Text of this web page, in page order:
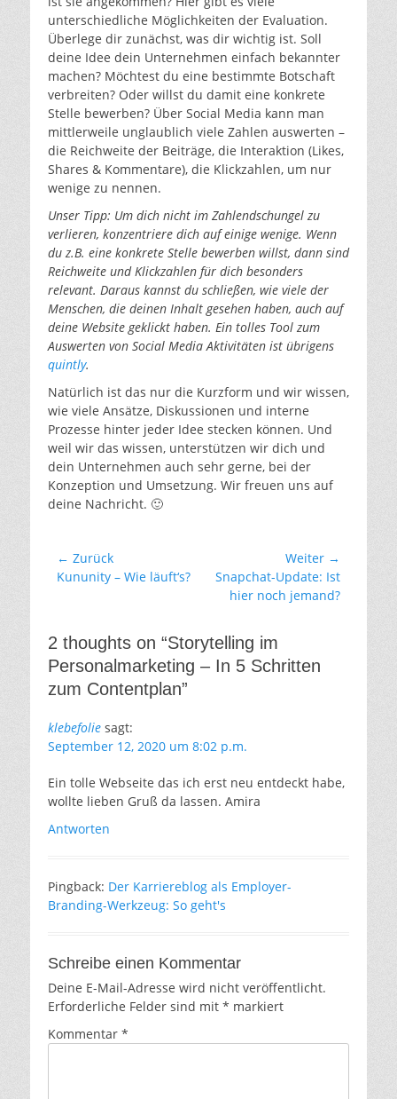
unterschiedliche Möglichkeiten der Evaluation.
Überlege dir zunächst, was dir wichtig ist. Soll
deine Idee dein Unternehmen einfach bekannter
machen? Möchtest du eine bestimmte Botschaft
verbreiten? Oder willst du damit eine konkrete
Stelle bewerben? Über Social Media kann man
mittlerweile unglaublich viele Zahlen auswerten –
die Reichweite der Beiträge, die Interaktion (Likes,
Shares & Kommentare), die Klickzahlen, um nur
wenige zu nennen.
Unser Tipp: Um dich nicht im Zahlendschungel zu
verlieren, konzentriere dich auf einige wenige. Wenn
du z.B. eine konkrete Stelle bewerben willst, dann sind
Reichweite und Klickzahlen für dich besonders
relevant. Daraus kannst du schließen, wie viele der
Menschen, die deinen Inhalt gesehen haben, auch auf
deine Website geklickt haben. Ein tolles Tool zum
Auswerten von Social Media Aktivitäten ist übrigens
quintly.
Natürlich ist das nur die Kurzform und wir wissen,
wie viele Ansätze, Diskussionen und interne
Prozesse hinter jeder Idee stecken können. Und
weil wir das wissen, unterstützen wir dich und
dein Unternehmen auch sehr gerne, bei der
Konzeption und Umsetzung. Wir freuen uns auf
deine Nachricht. 🙂
Beitragsnavigation
← Zurück
Vorheriger
Kununity – Wie läuft‘s?
Weiter →
Nächster
Beitrag:
Snapchat-Update: Ist
hier noch jemand?
2 thoughts on “Storytelling im
Personalmarketing – In 5 Schritten
zum Contentplan”
klebefolie sagt:
September 12, 2020 um 8:02 p.m.
Ein tolle Webseite das ich erst neu entdeckt habe,
wollte lieben Gruß da lassen. Amira
Antworten
Pingback: Der Karriereblog als Employer-
Branding-Werkzeug: So geht's
Schreibe einen Kommentar
Deine E-Mail-Adresse wird nicht veröffentlicht.
Erforderliche Felder sind mit * markiert
Kommentar *